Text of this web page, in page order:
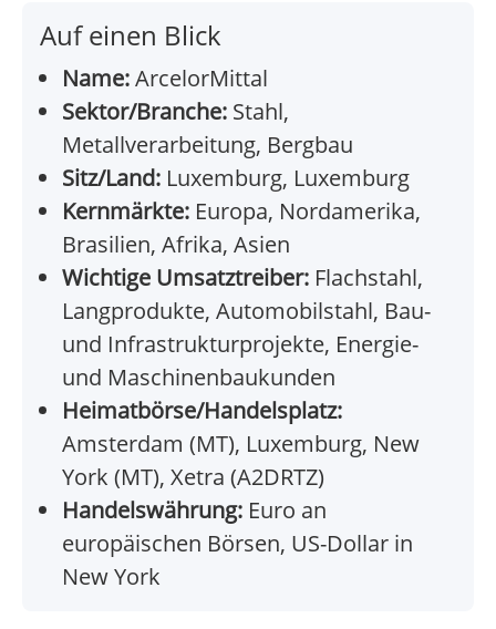
Auf einen Blick
Name:ArcelorMittal
Sektor/Branche: Stahl,
Metallverarbeitung, Bergbau
Sitz/Land: Luxemburg, Luxemburg
Kernmärkte: Europa, Nordamerika,
Brasilien, Afrika, Asien
Wichtige Umsatztreiber: Flachstahl,
Langprodukte, Automobilstahl, Bau-
und Infrastrukturprojekte, Energie-
und Maschinenbaukunden
Heimatbörse/Handelsplatz:
Amsterdam (MT), Luxemburg, New
York (MT), Xetra (A2DRTZ)
Handelswährung: Euro an
europäischen Börsen, US-Dollar in
New York